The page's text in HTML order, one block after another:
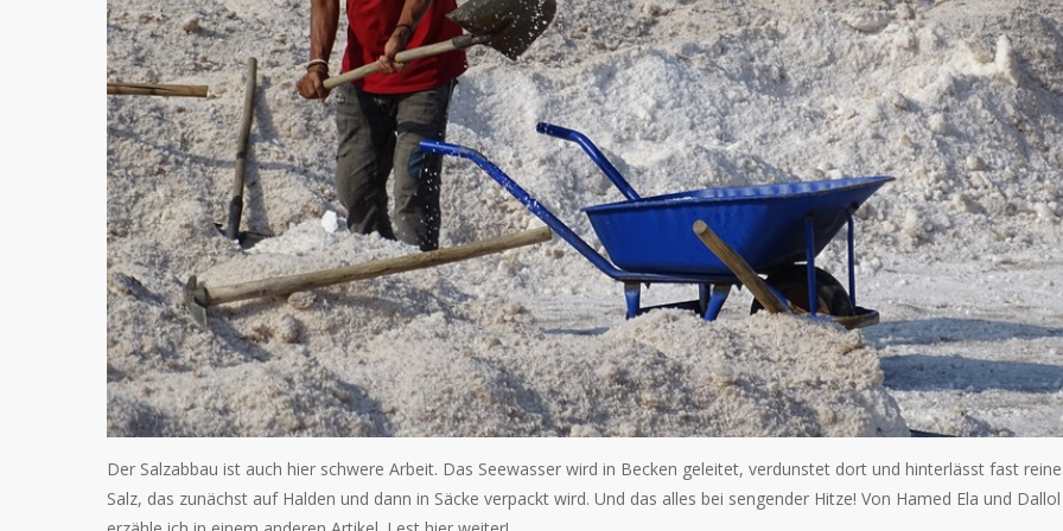
Der Salzabbau ist auch hier schwere Arbeit. Das Seewasser wird in Becken geleitet, verdunstet dort und hinterlässt fast
Salz, das zunächst auf Halden und dann in Säcke verpackt wird. Und das alles bei sengender Hitze! Von Hamed Ela und Dallol